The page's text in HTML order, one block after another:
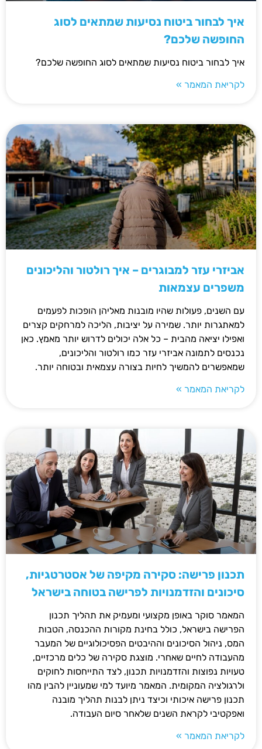
איך לבחור ביטוח נסיעות שמתאים לסוג
החופשה שלכם?
איך לבחור ביטוח נסיעות שמתאים לסוג החופשה שלכם?
לקריאת המאמר »
אביזרי עזר למבוגרים – איך רולטור והליכונים
משפרים עצמאות
עם השנים, פעולות שהיו מובנות מאליהן הופכות לפעמים
למאתגרות יותר. שמירה על יציבות, הליכה למרחקים קצרים
ואפילו יציאה מהבית – כל אלה יכולים לדרוש יותר מאמץ. כאן
נכנסים לתמונה אביזרי עזר כמו רולטור והליכונים,
שמאפשרים להמשיך לחיות בצורה עצמאית ובטוחה יותר.
לקריאת המאמר »
תכנון פרישה: סקירה מקיפה של אסטרטגיות,
סיכונים והזדמנויות לפרישה בטוחה בישראל
המאמר סוקר באופן מקצועי ומעמיק את תהליך תכנון
הפרישה בישראל, כולל בחינת מקורות ההכנסה, הטבות
המס, ניהול הסיכונים וההיבטים הפסיכולוגיים של המעבר
מהעבודה לחיים שאחרי. מוצגת סקירה של כלים מרכזיים,
טעויות נפוצות והזדמנויות תכנון, לצד התייחסות לחוקים
ולרגולציה המקומית. המאמר מיועד למי שמעוניין להבין מהו
תכנון פרישה איכותי וכיצד ניתן לבנות תהליך מובנה
ואפקטיבי לקראת השנים שלאחר סיום העבודה.
לקריאת המאמר »